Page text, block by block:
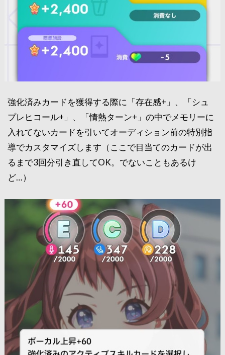
強化済みカードを獲得する際に「存在感+」、「シュ
プレヒコール+」、「情熱ターン+」の中でメモリーに
入れてないカードを引いてオーディション前の特別指
導でカスタマイズします（ここで目当てのカードが出
るまで3回分引き直してOK。でないこともあるけ
ど…）